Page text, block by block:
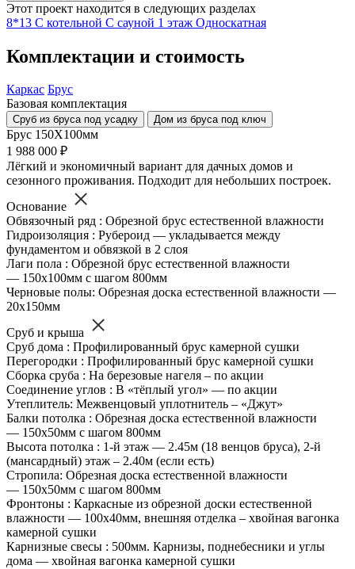
Этот проект находится в следующих разделах
8*13 С котельной С сауной 1 этаж Односкатная
Комплектации и стоимость
Каркас Брус
Базовая комплектация
Сруб из бруса под усадку Дом из бруса под ключ
Брус 150Х100мм
1 988 000 ₽
Лёгкий и экономичный вариант для дачных домов и
сезонного проживания. Подходит для небольших построек.
Основание
Обвязочный ряд : Обрезной брус естественной влажности
Гидроизоляция : Рубероид — укладывается между
фундаментом и обвязкой в 2 слоя
Лаги пола : Обрезной брус естественной влажности
— 150х100мм с шагом 800мм
Черновые полы: Обрезная доска естественной влажности —
20х150мм
Сруб и крыша
Сруб дома : Профилированный брус камерной сушки
Перегородки : Профилированный брус камерной сушки
Сборка сруба : На березовые нагеля – по акции
Соединение углов : В «тёплый угол» — по акции
Утеплитель: Межвенцовый уплотнитель – «Джут»
Балки потолка : Обрезная доска естественной влажности
— 150х50мм с шагом 800мм
Высота потолка : 1-й этаж — 2.45м (18 венцов бруса), 2-й
(мансардный) этаж – 2.40м (если есть)
Стропила: Обрезная доска естественной влажности
— 150х50мм с шагом 800мм
Фронтоны : Каркасные из обрезной доски естественной
влажности — 100х40мм, внешняя отделка – хвойная вагонка
камерной сушки
Карнизные свесы : 500мм. Карнизы, поднебесники и углы
дома — хвойная вагонка камерной сушки